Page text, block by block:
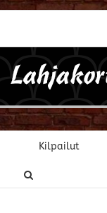
Kilpailut